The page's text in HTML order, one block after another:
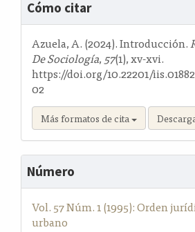
del
artículo
Cómo citar
Azuela, A. (2024). Introducción.
De Sociología,57(1), xv-xvi.
https://doi.org/10.22201/
02
Más formatos de cita
Número
Vol. 57 Núm. 1 (1995): Orden
urbano